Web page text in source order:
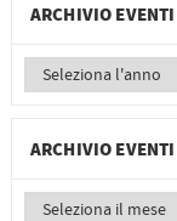
ARCHIVIO
ARCHIVIO